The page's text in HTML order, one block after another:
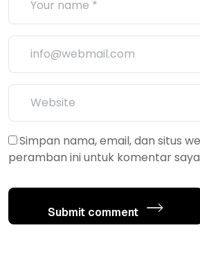
Simpan nama, email, dan situs
peramban ini untuk komentar
Submit comment